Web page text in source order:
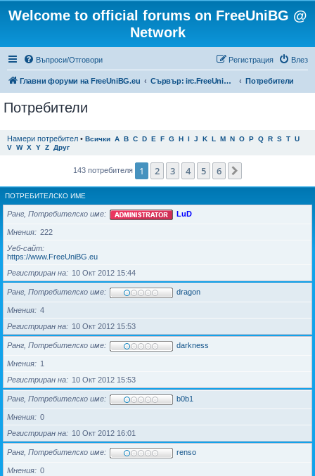
Welcome to official forums on FreeUniBG @
Network
Въпроси/Отговори Влез
Регистрация
Главни форуми на FreeUniBG.eu Сървър: irc.FreeUniBG.eu Потребители
Потребители
Намери потребител • Всички A B C D E F G H I J K L M N O P Q R S T U
V W X Y Z Друг
143 потребителя 1 2 3 4 5 6
ПОТРЕБИТЕЛСКО ИМЕ
Ранг, Потребителско име LuD
Мнения
222
Уеб-сайт
https://www.FreeUniBG.eu
Регистриран на
10 Окт 2012 15:44
Ранг, Потребителско име dragon
Мнения
4
Регистриран на
10 Окт 2012 15:53
Ранг, Потребителско име darkness
Мнения
1
Регистриран на
10 Окт 2012 15:53
Ранг, Потребителско име b0b1
Мнения
0
Регистриран на
10 Окт 2012 16:01
Ранг, Потребителско име renso
Мнения
0